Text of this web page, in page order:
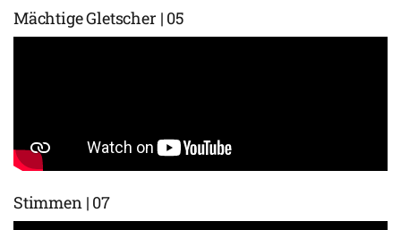
Mächtige Gletscher | 05
Stimmen | 07